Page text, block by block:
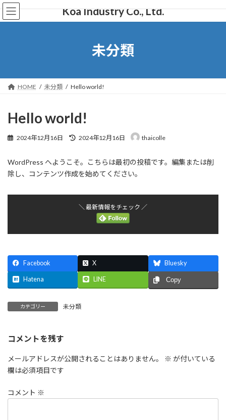
コ
ン
ナ
ビ
Koa Industry Co., Ltd.
未分類
HOME 未分類 Hello world!
Hello world!
2024年12月16日
最
新
日
2024年12月16日 thaicolle
WordPress へようこそ。こちらは最初の投稿です。編集または削
除し、コンテンツ作成を始めてください。
＼ 最新情報をチェック ／
Facebook X Bluesky
Hatena LINE Copy
カテゴリー 未分類
コメントを残す
メールアドレスが公開されることはありません。 ※ が付いている
欄は必須項目です
コメント ※